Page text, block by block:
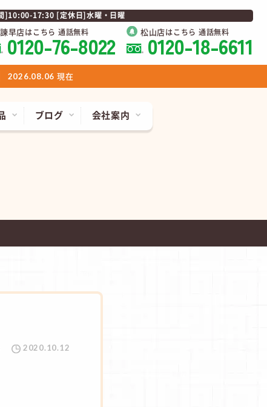
]10:00-17:30 [定休日]水曜・日曜
諫早店はこちら 通話無料
0120-76-8022 松山店はこちら 通話無料
0120-18-6611
ブログ 会社案内
2026.08.06 現在
2020.10.12